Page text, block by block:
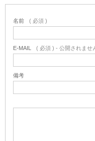
名前 ( 必須 )
E-MAIL ( 必須 ) - 公開されませ
備考